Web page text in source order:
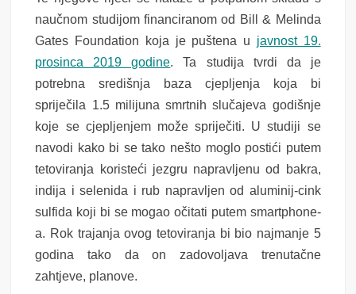
naučnom studijom financiranom od Bill & Melinda
Gates Foundation koja je puštena u javnost 19.
prosinca 2019 godine. Ta studija tvrdi da je
potrebna središnja baza cjepljenja koja bi
spriječila 1.5 milijuna smrtnih slučajeva godišnje
koje se cjepljenjem može spriječiti. U studiji se
navodi kako bi se tako nešto moglo postići putem
tetoviranja koristeći jezgru napravljenu od bakra,
indija i selenida i rub napravljen od aluminij-cink
sulfida koji bi se mogao očitati putem smartphone-
a. Rok trajanja ovog tetoviranja bi bio najmanje 5
godina tako da on zadovoljava trenutačne
zahtjeve, planove.